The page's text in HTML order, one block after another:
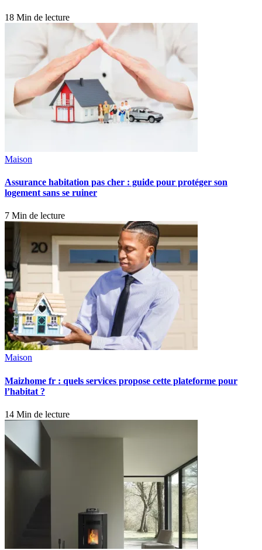
18 Min de lecture
Maison
Assurance habitation pas cher : guide pour protéger son
logement sans se ruiner
7 Min de lecture
Maison
Maizhome fr : quels services propose cette plateforme pour
l’habitat ?
14 Min de lecture